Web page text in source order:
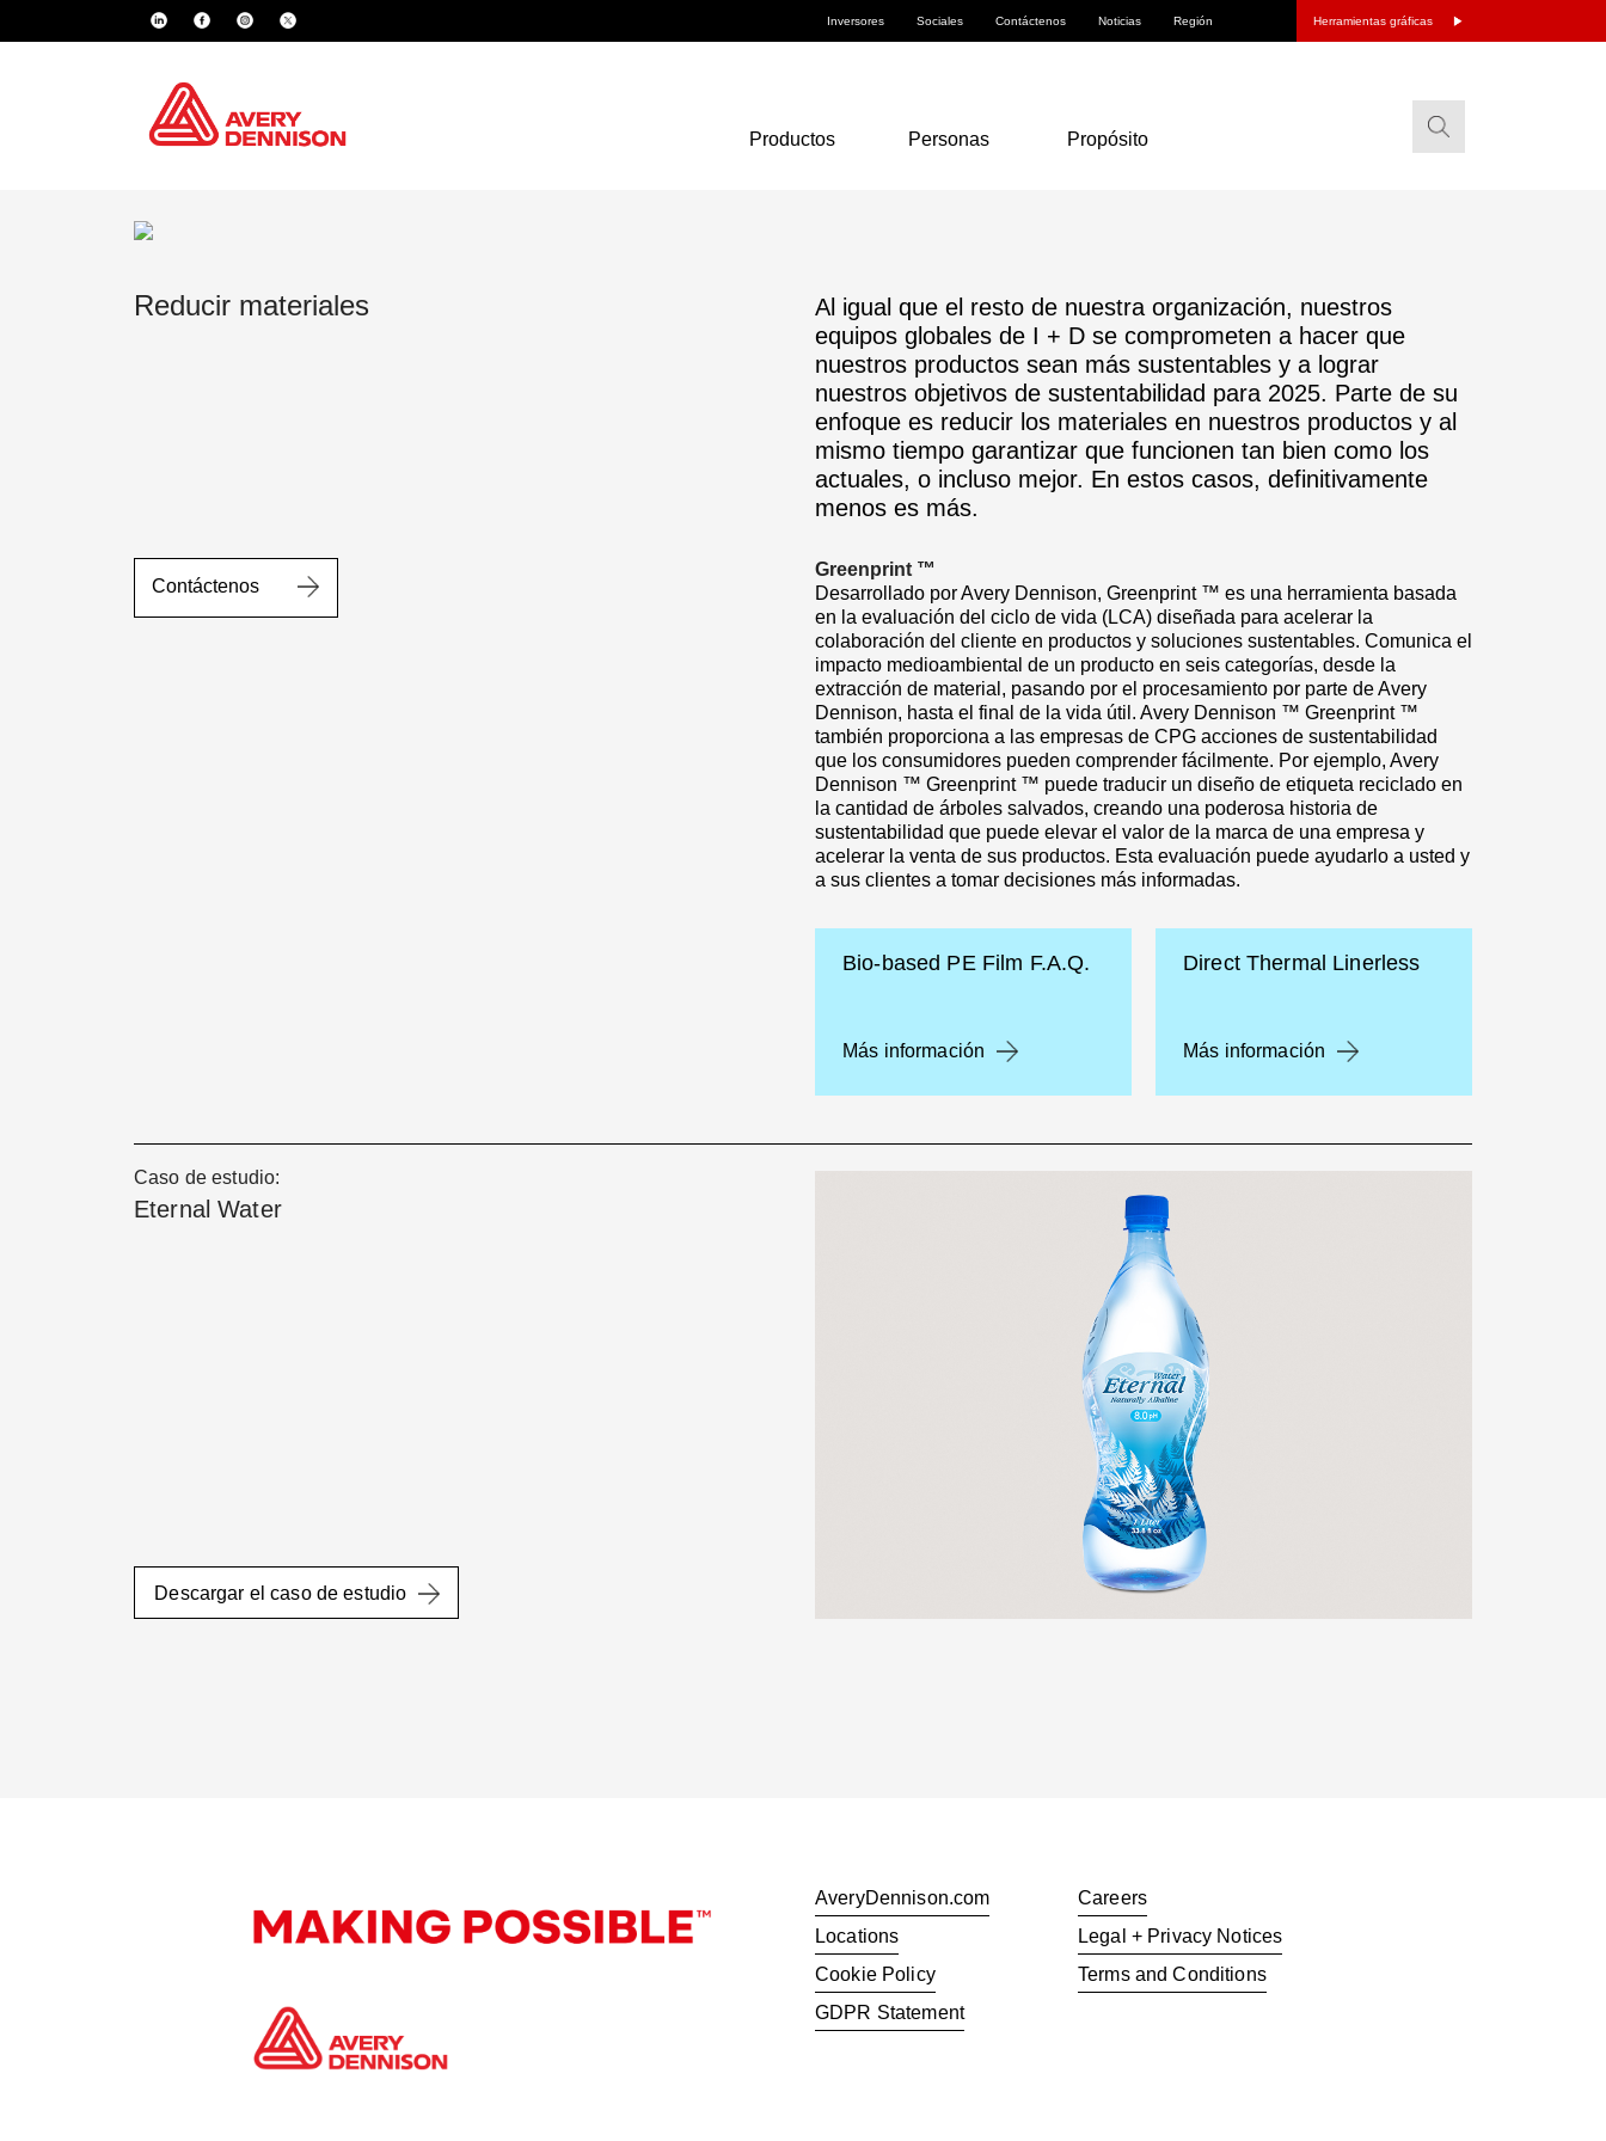
Inversores Sociales Contáctenos Noticias Región Herramientas gráficas
Productos Personas Propósito
Reducir materiales
Al igual que el resto de nuestra organización, nuestros
equipos globales de I + D se comprometen a hacer que
nuestros productos sean más sustentables y a lograr
nuestros objetivos de sustentabilidad para 2025. Parte de su
enfoque es reducir los materiales en nuestros productos y al
mismo tiempo garantizar que funcionen tan bien como los
actuales, o incluso mejor. En estos casos, definitivamente
menos es más.
Contáctenos
Greenprint ™
Desarrollado por Avery Dennison, Greenprint ™ es una herramienta basada
en la evaluación del ciclo de vida (LCA) diseñada para acelerar la
colaboración del cliente en productos y soluciones sustentables. Comunica el
impacto medioambiental de un producto en seis categorías, desde la
extracción de material, pasando por el procesamiento por parte de Avery
Dennison, hasta el final de la vida útil. Avery Dennison ™ Greenprint ™
también proporciona a las empresas de CPG acciones de sustentabilidad
que los consumidores pueden comprender fácilmente. Por ejemplo, Avery
Dennison ™ Greenprint ™ puede traducir un diseño de etiqueta reciclado en
la cantidad de árboles salvados, creando una poderosa historia de
sustentabilidad que puede elevar el valor de la marca de una empresa y
acelerar la venta de sus productos. Esta evaluación puede ayudarlo a usted y
a sus clientes a tomar decisiones más informadas.
Bio-based PE Film F.A.Q.
Más información
Direct Thermal Linerless
Más información
Caso de estudio:
Eternal Water
Descargar el caso de estudio
AveryDennison.com
Careers
Locations
Legal + Privacy Notices
Cookie Policy
Terms and Conditions
GDPR Statement